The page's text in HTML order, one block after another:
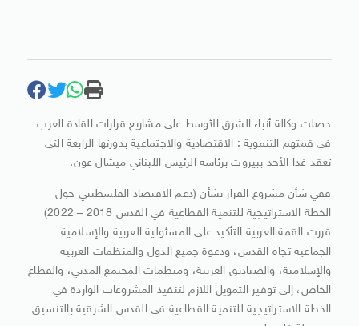
حصلت وكالة أنباء الشرق الأوسط على مشاريع قرارات القادة العرب
فى قمتهم التنموية : الاقتصادية والاجتماعية بدورتها الرابعة التى
تعقد غدا الأحد ببيروت برئاسة الرئيس اللبناني ميشال عون.
ففي شأن مشروع القرار بشأن (دعم الاقتصاد الفلسطيني حول
الخطة الاستراتيجية للتنمية القطاعية في القدس 2018 – 2022)
قررت القمة العربية التأكيد على المسئولية العربية والإسلامية
الجماعية تجاه القدس، ودعوة جميع الدول والمنظمات العربية
والإسلامية، والصناديق العربية، ومنظمات المجتمع المدني، والقطاع
الخاص، إلى توفير التمويل اللازم لتنفيذ المشروعات الواردة في
الخطة الاستراتيجية للتنمية القطاعية في القدس الشرقية بالتنسيق